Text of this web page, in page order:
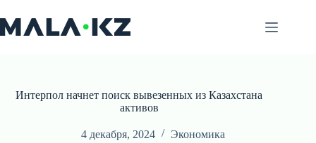
к
сути
Интерпол начнет поиск вывезенных из Казахстана
активов
4 декабря, 2024 Экономика